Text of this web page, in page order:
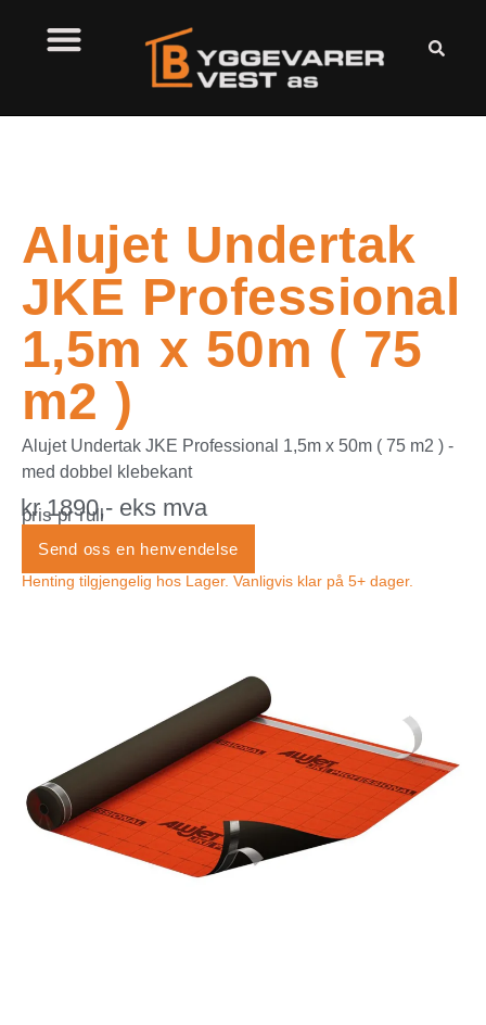
Alujet Undertak
JKE Professional
1,5m x 50m ( 75
m2 )
Alujet Undertak JKE Professional 1,5m x 50m ( 75 m2 ) -
med dobbel klebekant
kr 1890,- eks mva
pris pr rull
Send oss en henvendelse
Henting tilgjengelig hos Lager. Vanligvis klar på 5+ dager.